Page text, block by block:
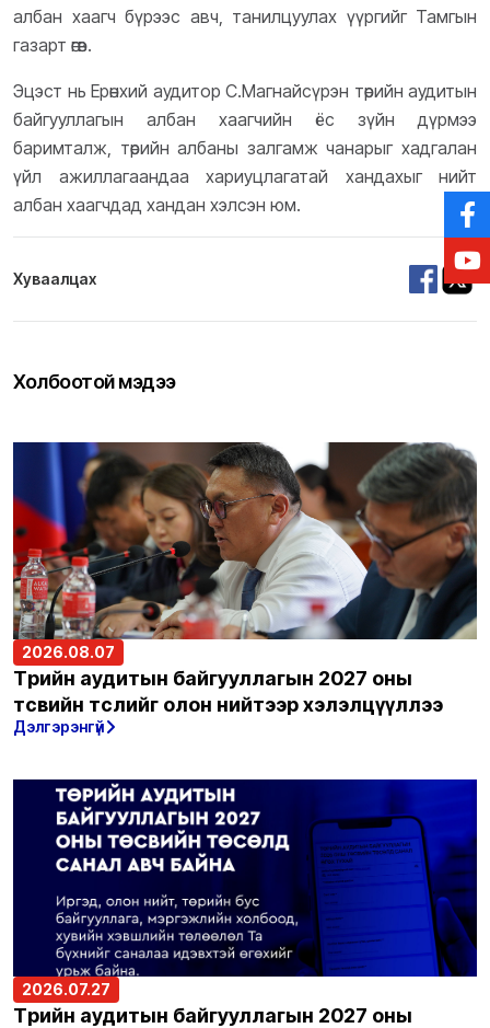
албан хаагч бүрээс авч, танилцуулах үүргийг Тамгын
газарт өгөв.
Эцэст нь Ерөнхий аудитор С.Магнайсүрэн төрийн аудитын
байгууллагын албан хаагчийн ёс зүйн дүрмээ
баримталж, төрийн албаны залгамж чанарыг хадгалан
үйл ажиллагаандаа хариуцлагатай хандахыг нийт
албан хаагчдад хандан хэлсэн юм.
Хуваалцах
Холбоотой мэдээ
2026.08.07
Төрийн аудитын байгууллагын 2027 оны
төсвийн төслийг олон нийтээр хэлэлцүүллээ
Дэлгэрэнгүй
2026.07.27
Төрийн аудитын байгууллагын 2027 оны